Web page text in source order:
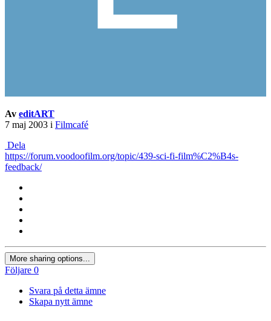
Av editART
7 maj 2003 i Filmcafé
Dela
https://forum.voodoofilm.org/topic/439-sci-fi-film%C2%B4s-
feedback/
More sharing options...
Följare 0
Svara på detta ämne
Skapa nytt ämne